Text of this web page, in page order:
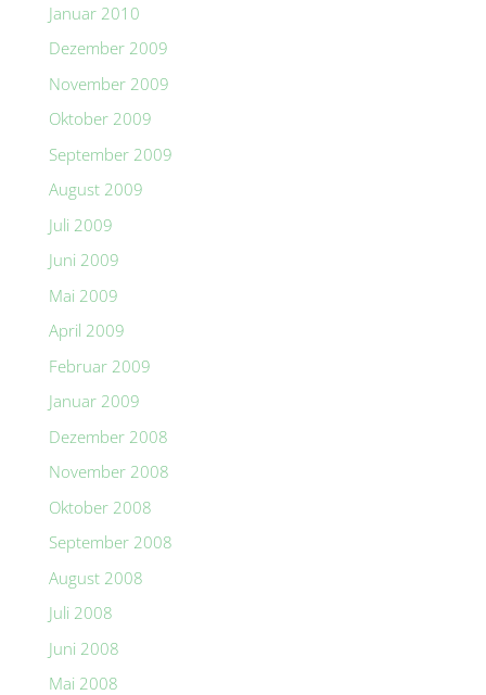
Januar 2010
Dezember 2009
November 2009
Oktober 2009
September 2009
August 2009
Juli 2009
Juni 2009
Mai 2009
April 2009
Februar 2009
Januar 2009
Dezember 2008
November 2008
Oktober 2008
September 2008
August 2008
Juli 2008
Juni 2008
Mai 2008